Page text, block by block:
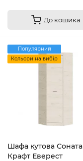
До кошика
Популярний
Кольори на вибір
Шафа кутова Соната
Крафт Еверест